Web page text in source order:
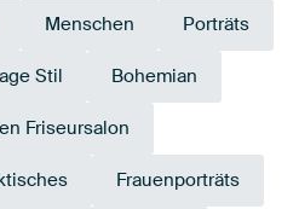
Menschen Porträts
Stil Bohemian
Friseursalon
Frauenporträts